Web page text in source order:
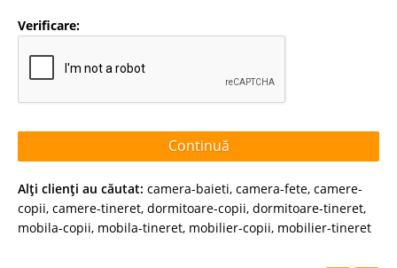
Verificare:
Continuă
Alţi clienţi au căutat: camera-baieti, camera-fete, camere-
copii, camere-tineret, dormitoare-copii, dormitoare-tineret,
mobila-copii, mobila-tineret, mobilier-copii, mobilier-tineret